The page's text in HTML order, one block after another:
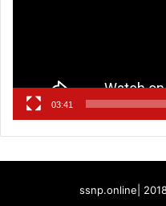
03:41
ssnp.online